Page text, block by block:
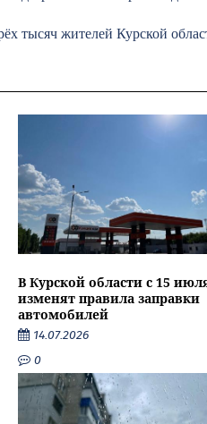
тысяч жителей Курской
В Курской области с 15
изменят правила заправки
автомобилей
14.07.2026
0